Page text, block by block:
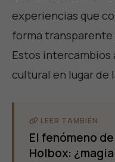
experiencias que
forma transparente
Estos intercambios
cultural en lugar
LEER TAMBIÉN
El fenómeno
Holbox: